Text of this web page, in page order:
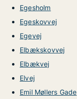
Egesholm
Egeskovvej
Egevej
Elbækskovvej
Elbækvej
Elvej
Emil Møllers Gade